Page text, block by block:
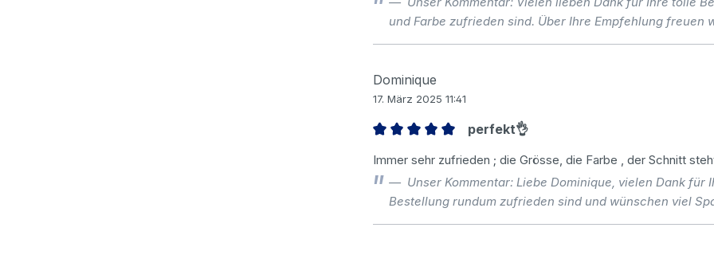
und Farbe zufrieden sind. Über Ihre Empfehlung freuen
Dominique
17. März 2025 11:41
perfekt👌
Immer sehr zufrieden ; die Grösse, die Farbe , der Schnitt
Unser Kommentar: Liebe Dominique, vielen Dank
Bestellung rundum zufrieden sind und wünschen viel